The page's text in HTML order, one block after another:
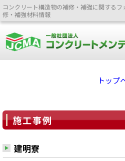
コンクリート構造物の補修・補強に関する
修・補強材料情報
トップ
施工事例
建明寮